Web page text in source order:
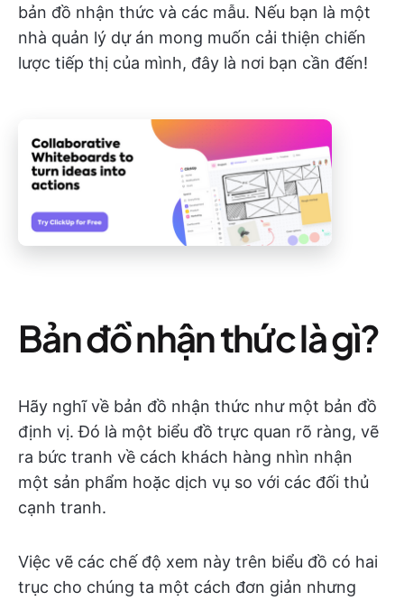
bản đồ nhận thức và các mẫu. Nếu bạn là một
nhà quản lý dự án mong muốn cải thiện chiến
lược tiếp thị của mình, đây là nơi bạn cần đến!
Bản đồ nhận thức là gì?
Hãy nghĩ về bản đồ nhận thức như một bản đồ
định vị. Đó là một biểu đồ trực quan rõ ràng, vẽ
ra bức tranh về cách khách hàng nhìn nhận
một sản phẩm hoặc dịch vụ so với các đối thủ
cạnh tranh.
Việc vẽ các chế độ xem này trên biểu đồ có hai
trục cho chúng ta một cách đơn giản nhưng